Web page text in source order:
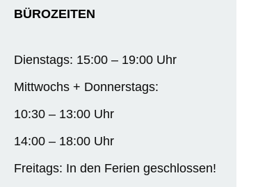
BÜROZEITEN
Dienstags: 15:00 – 19:00 Uhr
Mittwochs + Donnerstags:
10:30 – 13:00 Uhr
14:00 – 18:00 Uhr
Freitags: In den Ferien geschlossen!